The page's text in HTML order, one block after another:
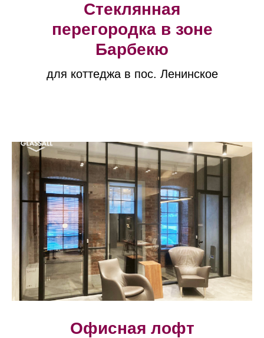
Стеклянная
перегородка в зоне
Барбекю
для коттеджа в пос. Ленинское
Офисная лофт